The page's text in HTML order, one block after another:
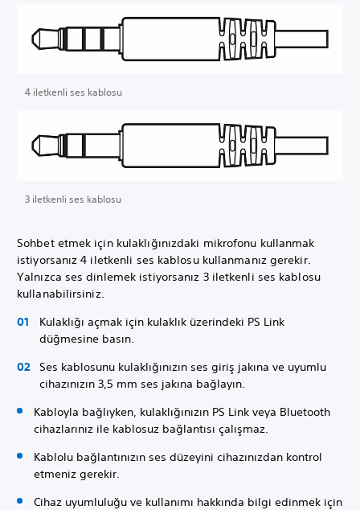
4 iletkenli ses kablosu
3 iletkenli ses kablosu
Sohbet etmek için kulaklığınızdaki mikrofonu kullanmak
istiyorsanız 4 iletkenli ses kablosu kullanmanız gerekir.
Yalnızca ses dinlemek istiyorsanız 3 iletkenli ses kablosu
kullanabilirsiniz.
Kulaklığı açmak için kulaklık üzerindeki PS Link
düğmesine basın.
Ses kablosunu kulaklığınızın ses giriş jakına ve uyumlu
cihazınızın 3,5 mm ses jakına bağlayın.
Kabloyla bağlıyken, kulaklığınızın PS Link veya Bluetooth
cihazlarınız ile kablosuz bağlantısı çalışmaz.
Kablolu bağlantınızın ses düzeyini cihazınızdan kontrol
etmeniz gerekir.
Cihaz uyumluluğu ve kullanımı hakkında bilgi edinmek için